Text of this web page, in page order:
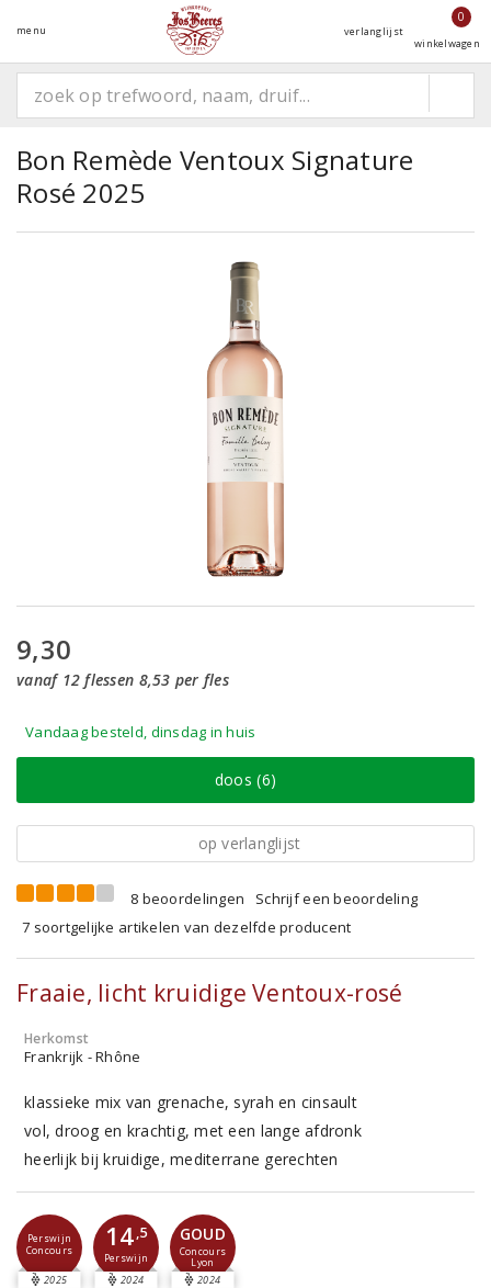
menu verlanglijst
0
winkelwagen
Bon Remède Ventoux Signature
Rosé 2025
9,30
vanaf 12 flessen 8,53 per fles
Vandaag besteld, dinsdag in huis
doos (6)
op verlanglijst
8 beoordelingen
Schrijf een beoordeling
7 soortgelijke artikelen van dezelfde producent
Fraaie, licht kruidige Ventoux-rosé
Herkomst
Frankrijk - Rhône
klassieke mix van grenache, syrah en cinsault
vol, droog en krachtig, met een lange afdronk
heerlijk bij kruidige, mediterrane gerechten
Perswijn
Concours
2025
14,5
Perswijn
2024
GOUD
Concours
Lyon
2024